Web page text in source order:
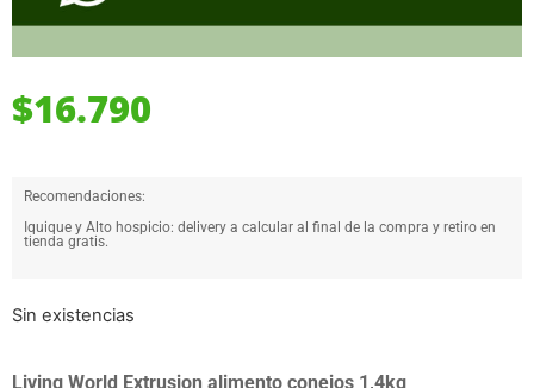
$16.790
Recomendaciones:
Iquique y Alto hospicio: delivery a calcular al final de la compra y retiro en
tienda gratis.
Sin existencias
Living World Extrusion alimento conejos 1,4kg